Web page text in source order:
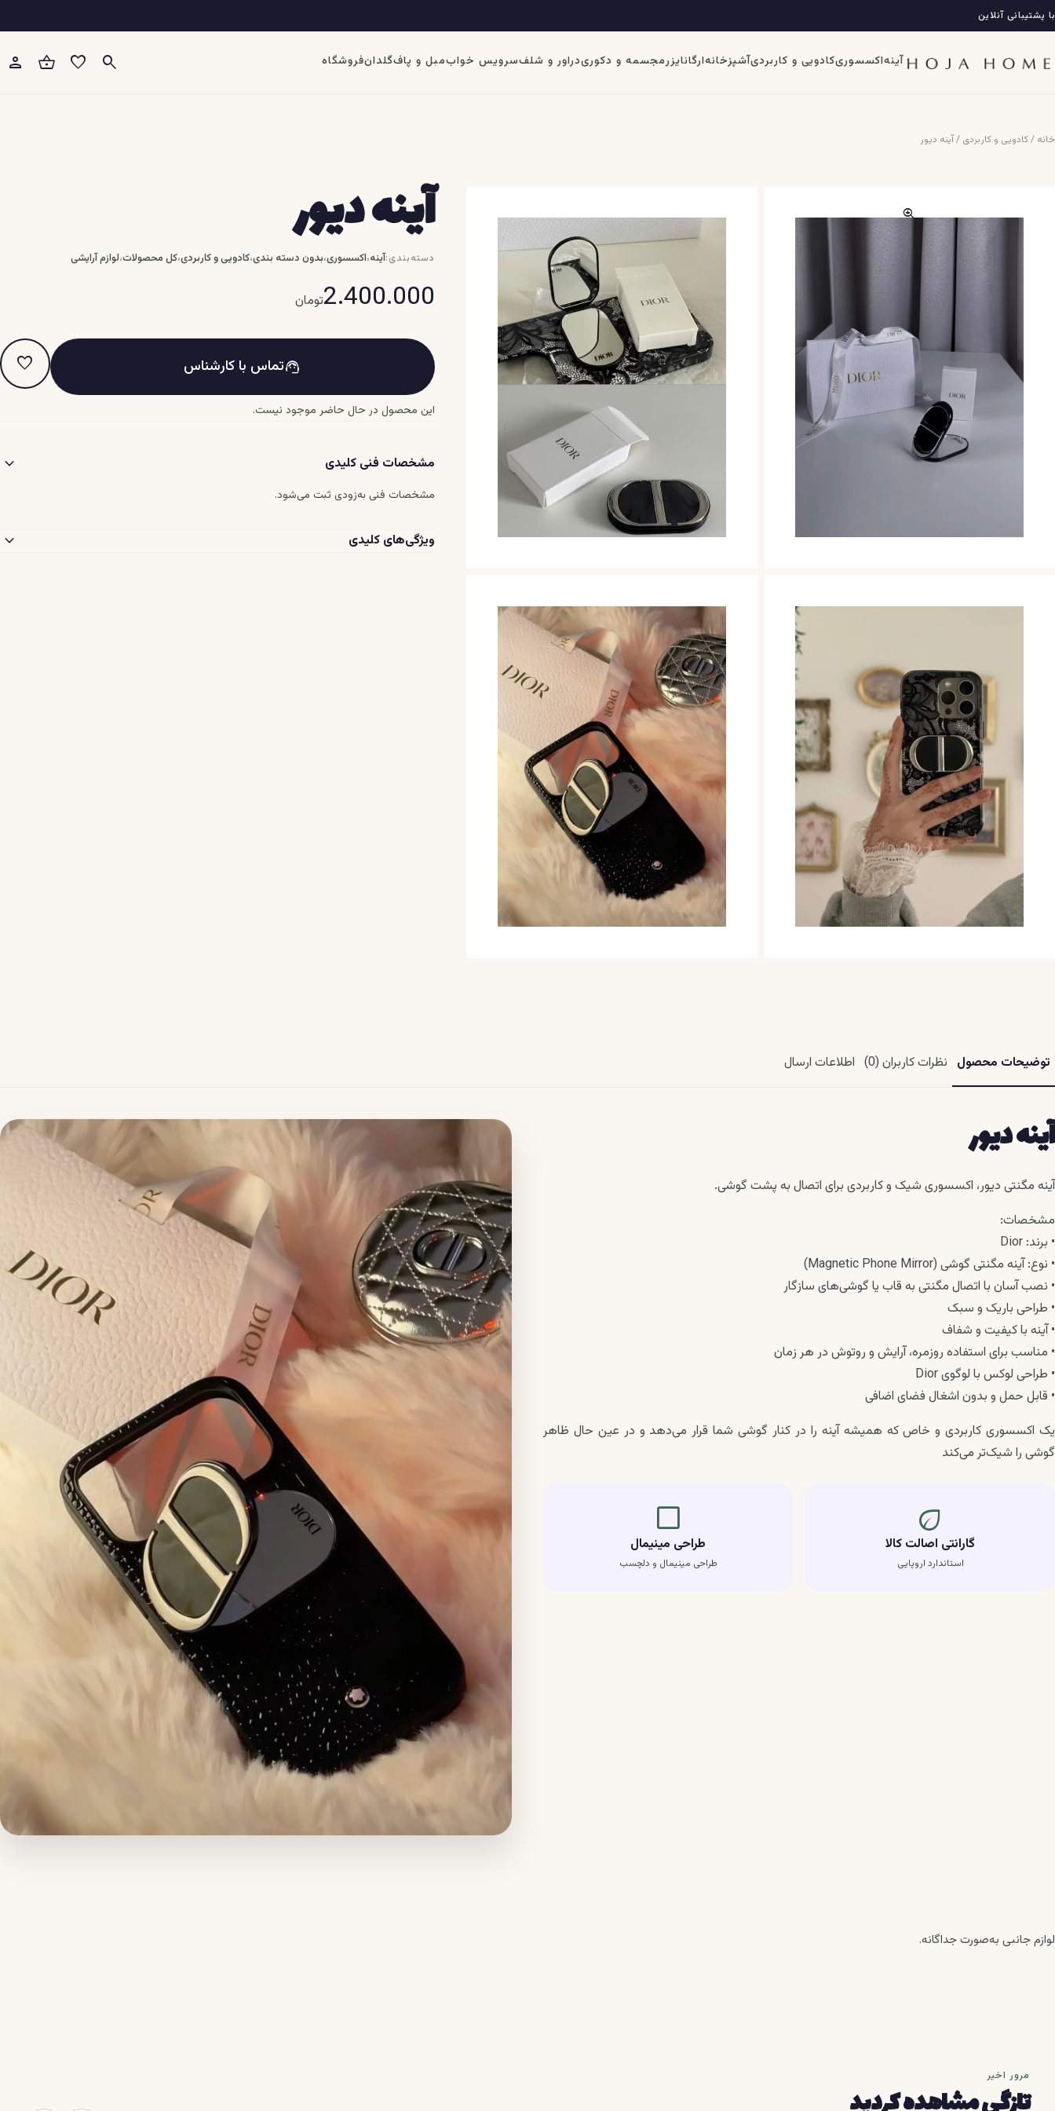
رفتن
به
محتوا
با پشتیبانی آنلاین
آینهاکسسوریکادویی و کاربردیآشپزخانهارگانایزرمجسمه و دکوریدراور و شلفسرویس خوابمبل و پافگلدانفروشگاه search
favorite
shopping_basket
person
خانه /کادویی و کاربردی /آینه دیور
zoom_in آینه دیور
دسته‌بندی:آینه،اکسسوری،بدون دسته بندی،کادویی و کاربردی،کل محصولات،لوازم آرایشی
2.400.000تومان
support_agentتماس با کارشناس favorite
این محصول در حال حاضر موجود نیست.
مشخصات فنی کلیدی expand_more
مشخصات فنی به‌زودی ثبت می‌شود.
ویژگی‌های کلیدی expand_more
توضیحات محصول نظرات کاربران (0) اطلاعات ارسال
آینه دیور
آینه مگنتی دیور، اکسسوری شیک و کاربردی برای اتصال به پشت گوشی.
مشخصات:
• برند: Dior
• نوع: آینه مگنتی گوشی (Magnetic Phone Mirror)
• نصب آسان با اتصال مگنتی به قاب یا گوشی‌های سازگار
• طراحی باریک و سبک
• آینه با کیفیت و شفاف
• مناسب برای استفاده روزمره، آرایش و روتوش در هر زمان
• طراحی لوکس با لوگوی Dior
• قابل حمل و بدون اشغال فضای اضافی
یک اکسسوری کاربردی و خاص که همیشه آینه را در کنار گوشی شما قرار می‌دهد و در عین حال ظاهر
گوشی را شیک‌تر می‌کند
eco
گارانتی اصالت کالا
استاندارد اروپایی
crop_square
طراحی مینیمال
طراحی مینیمال و دلچسب
لوازم جانبی به‌صورت جداگانه.
مرور اخیر